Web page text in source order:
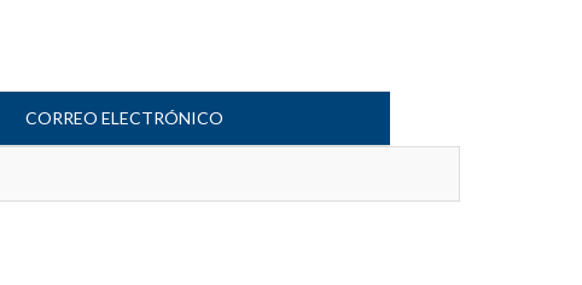
CORREO ELECTRÓNICO